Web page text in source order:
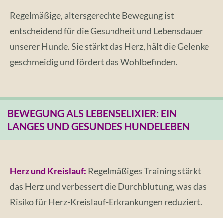
Regelmäßige, altersgerechte Bewegung ist
entscheidend für die Gesundheit und Lebensdauer
unserer Hunde. Sie stärkt das Herz, hält die Gelenke
geschmeidig und fördert das Wohlbefinden.
BEWEGUNG ALS LEBENSELIXIER: EIN
LANGES UND GESUNDES HUNDELEBEN
Herz und Kreislauf: Regelmäßiges Training stärkt
das Herz und verbessert die Durchblutung, was das
Risiko für Herz-Kreislauf-Erkrankungen reduziert.